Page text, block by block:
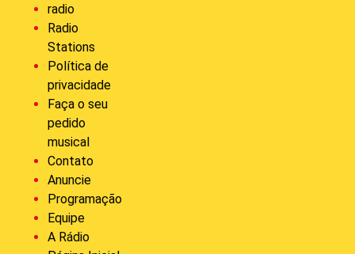
radio
Radio
Stations
Política de
privacidade
Faça o seu
pedido
musical
Contato
Anuncie
Programação
Equipe
A Rádio